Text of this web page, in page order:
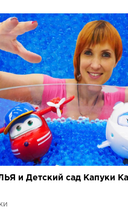
и Детский сад Капуки